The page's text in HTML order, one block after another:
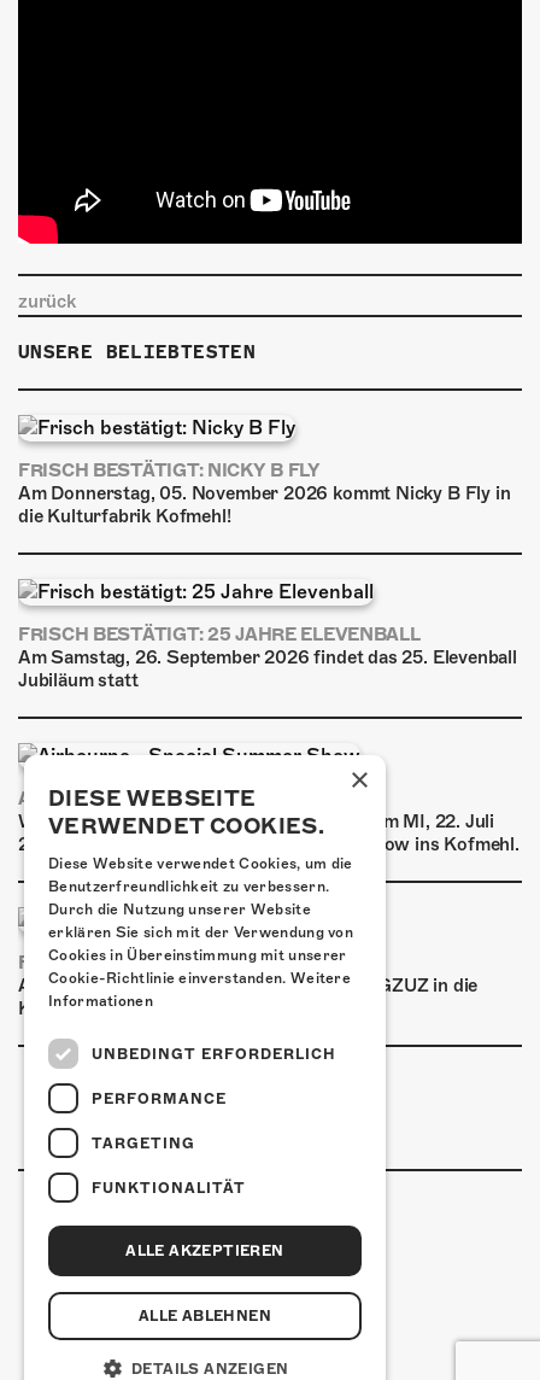
zurück
UNSERE BELIEBTESTEN
FRISCH BESTÄTIGT: NICKY B FLY
Am Donnerstag, 05. November 2026 kommt Nicky B Fly in
die Kulturfabrik Kofmehl!
FRISCH BESTÄTIGT: 25 JAHRE ELEVENBALL
Am Samstag, 26. September 2026 findet das 25. Elevenball
Jubiläum statt
AIRBOURNE - SPECIAL SUMMER SHOW
Wow, das ist ein Ding! Airbourne kommen am MI, 22. Juli
2026 für eine exklusive Special Summer Show ins Kofmehl.
FRISCH BESTÄTIGT: GZUZ
Am Donnerstag, 29. Oktober 2026 kommt GZUZ in die
Kulturfabrik Kofmehl!
Kulturfabrik Kofmehl
Kofmehlweg 1
+41 32 621 20 60
×
DIESE WEBSEITE
VERWENDET COOKIES.
Diese Website verwendet Cookies, um die
Benutzerfreundlichkeit zu verbessern.
Durch die Nutzung unserer Website
erklären Sie sich mit der Verwendung von
Cookies in Übereinstimmung mit unserer
Cookie-Richtlinie einverstanden. Weitere
Informationen
UNBEDINGT ERFORDERLICH
PERFORMANCE
TARGETING
FUNKTIONALITÄT
ALLE AKZEPTIEREN
ALLE ABLEHNEN
DETAILS ANZEIGEN